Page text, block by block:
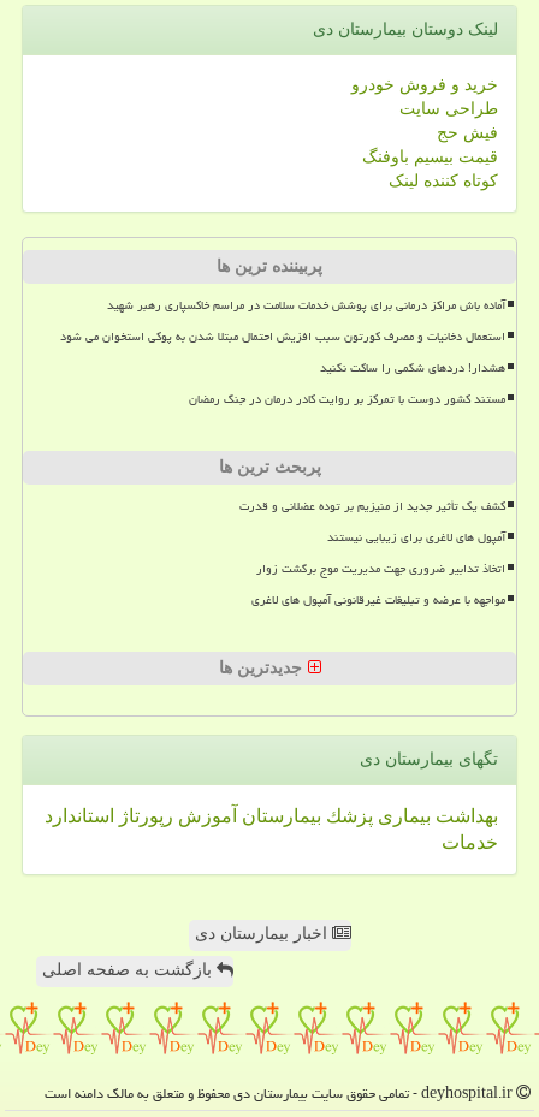
لینک دوستان بیمارستان دی
خرید و فروش خودرو
طراحی سایت
فیش حج
قیمت بیسیم باوفنگ
کوتاه کننده لینک
پربیننده ترین ها
آماده باش مراکز درمانی برای پوشش خدمات سلامت در مراسم خاکسپاری رهبر شهید
استعمال دخانیات و مصرف کورتون سبب افزیش احتمال مبتلا شدن به پوکی استخوان می شود
هشدار! دردهای شکمی را ساکت نکنید
مستند کشور دوست با تمرکز بر روایت کادر درمان در جنگ رمضان
پربحث ترین ها
کشف یک تأثیر جدید از منیزیم بر توده عضلانی و قدرت
آمپول های لاغری برای زیبایی نیستند
اتخاذ تدابیر ضروری جهت مدیریت موج برگشت زوار
مواجهه با عرضه و تبلیغات غیرقانونی آمپول های لاغری
جدیدترین ها
تگهای بیمارستان دی
بهداشت بیماری پزشك بیمارستان آموزش رپورتاژ
استاندارد
خدمات
اخبار بیمارستان دی
بازگشت به صفحه اصلی